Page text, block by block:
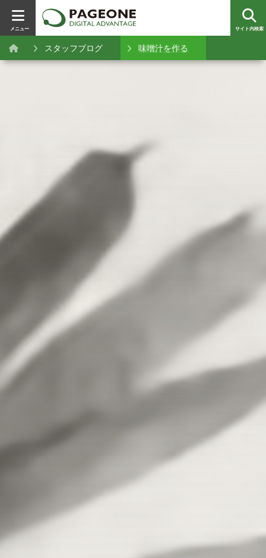
メニュー サイト内検索
スタッフブログ 味噌汁を作る